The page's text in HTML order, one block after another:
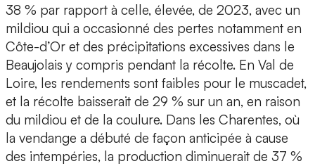
38 % par rapport à celle, élevée, de 2023, avec un
mildiou qui a occasionné des pertes notamment en
Côte-d’Or et des précipitations excessives dans le
Beaujolais y compris pendant la récolte. En Val de
Loire, les rendements sont faibles pour le muscadet,
et la récolte baisserait de 29 % sur un an, en raison
du mildiou et de la coulure. Dans les Charentes, où
la vendange a débuté de façon anticipée à cause
des intempéries, la production diminuerait de 37 %